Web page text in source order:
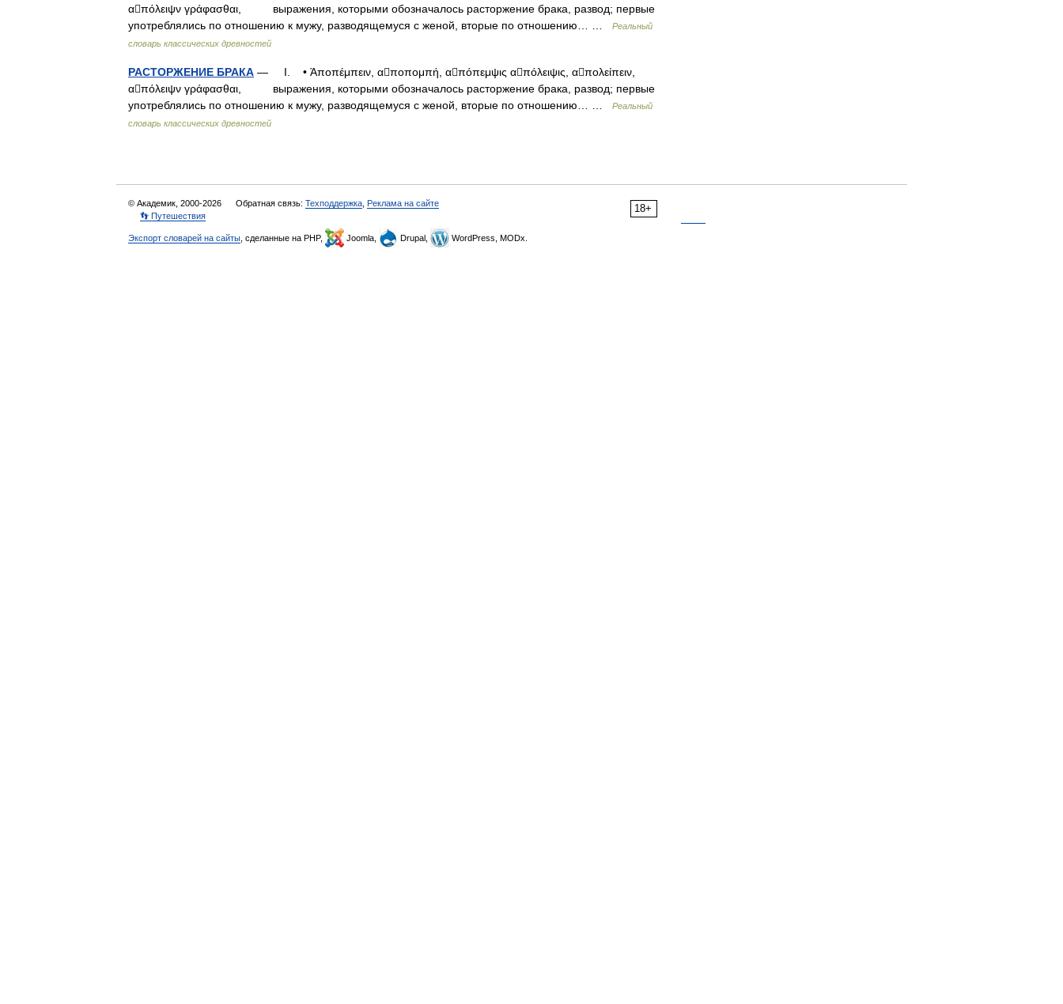
απόλειψν γράφασθαι, выражения, которыми обозначалось расторжение брака, развод; первые
употреблялись по отношению к мужу, разводящемуся с женой, вторые по отношению… …
Реальный
словарь классических древностей
РАСТОРЖЕНИЕ БРАКА — I. • Άποπέμπειν, αποπομπή, απόπεμψις απόλειψις, απολείπειν,
απόλειψν γράφασθαι, выражения, которыми обозначалось расторжение брака, развод; первые
употреблялись по отношению к мужу, разводящемуся с женой, вторые по отношению… …
Реальный
словарь классических древностей
18+
© Академик, 2000-2026 Обратная связь: Техподдержка Реклама на сайте
👣 Путешествия
Экспорт словарей на сайты , сделанные на PHP, Joomla, Drupal, WordPress, MODx.